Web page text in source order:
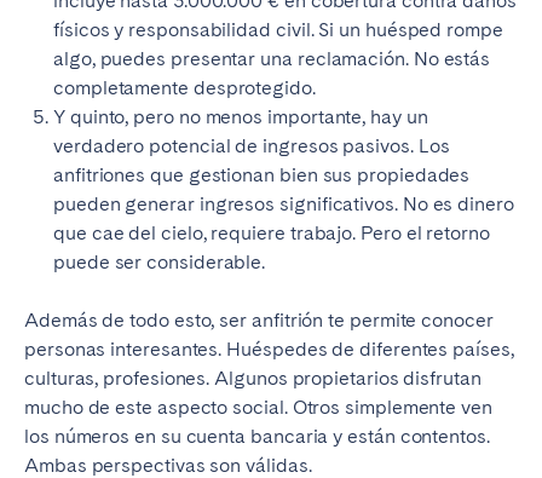
físicos y responsabilidad civil. Si un huésped rompe
algo, puedes presentar una reclamación. No estás
completamente desprotegido.
Y quinto, pero no menos importante, hay un
verdadero potencial de ingresos pasivos. Los
anfitriones que gestionan bien sus propiedades
pueden generar ingresos significativos. No es dinero
que cae del cielo, requiere trabajo. Pero el retorno
puede ser considerable.
Además de todo esto, ser anfitrión te permite conocer
personas interesantes. Huéspedes de diferentes países,
culturas, profesiones. Algunos propietarios disfrutan
mucho de este aspecto social. Otros simplemente ven
los números en su cuenta bancaria y están contentos.
Ambas perspectivas son válidas.